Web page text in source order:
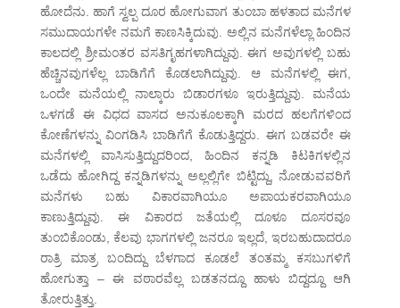
ಹೋದೆನು. ಹಾಗೆ ಸ್ವಲ್ಪ ದೂರ ಹೋಗುವಾಗ ತುಂಬಾ ಹಳತಾದ ಮನೆಗಳ
ಸಮುದಾಯಗಳೇ ನಮಗೆ ಕಾಣಸಿಕ್ಕಿದುವು. ಅಲ್ಲಿನ ಮನೆಗಳೆಲ್ಲಾ ಹಿಂದಿನ
ಕಾಲದಲ್ಲಿ ಶ್ರೀಮಂತರ ವಸತಿಗೃಹಗಳಾಗಿದ್ದುವು. ಈಗ ಅವುಗಳಲ್ಲಿ ಬಹು
ಹೆಚ್ಚಿನವುಗಳೆಲ್ಲ ಬಾಡಿಗೆಗೆ ಕೊಡಲಾಗಿದ್ದುವು. ಆ ಮನೆಗಳಲ್ಲಿ ಈಗ,
ಒಂದೇ ಮನೆಯಲ್ಲಿ ನಾಲ್ಕಾರು ಬಿಡಾರಗಳೂ ಇರುತ್ತಿದ್ದುವು. ಮನೆಯ
ಒಳಗಡೆ ಈ ವಿಧದ ವಾಸದ ಅನುಕೂಲಕ್ಕಾಗಿ ಮರದ ಹಲಗೆಗಳಿಂದ
ಕೋಣೆಗಳನ್ನು ವಿಂಗಡಿಸಿ ಬಾಡಿಗೆಗೆ ಕೊಡುತ್ತಿದ್ದರು. ಈಗ ಬಡವರೇ ಈ
ಮನೆಗಳಲ್ಲಿ ವಾಸಿಸುತ್ತಿದ್ದುದರಿಂದ, ಹಿಂದಿನ ಕನ್ನಡಿ ಕಿಟಕಿಗಳಲ್ಲಿನ
ಒಡೆದು ಹೋಗಿದ್ದ ಕನ್ನಡಿಗಳನ್ನು ಅಲ್ಲಲ್ಲಿಗೇ ಬಿಟ್ಟಿದ್ದು, ನೋಡುವವರಿಗೆ
ಮನೆಗಳು ಬಹು ವಿಕಾರವಾಗಿಯೂ ಅಪಾಯಕರವಾಗಿಯೂ
ಕಾಣುತ್ತಿದ್ದುವು. ಈ ವಿಕಾರದ ಜತೆಯಲ್ಲಿ ದೂಳೂ ದೂಸರವೂ
ತುಂಬಿಕೊಂಡು, ಕೆಲವು ಭಾಗಗಳಲ್ಲಿ ಜನರೂ ಇಲ್ಲದೆ, ಇರಬಹುದಾದರೂ
ರಾತ್ರಿ ಮಾತ್ರ ಬಂದಿದ್ದು ಬೆಳಗಾದ ಕೂಡಲೆ ತಂತಮ್ಮ ಕಸಬುಗಳಿಗೆ
ಹೋಗುತ್ತಾ – ಈ ವಠಾರವೆಲ್ಲ ಬಡತನದ್ದೂ ಹಾಳು ಬಿದ್ದದ್ದೂ ಆಗಿ
ತೋರುತ್ತಿತ್ತು.